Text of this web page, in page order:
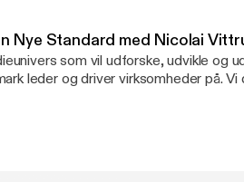
christina-barre
Nye Standard med Nicolai
som vil udforske, udvikle og
leder og driver virksomheder på. Vi
vision er at skabe et talerør,